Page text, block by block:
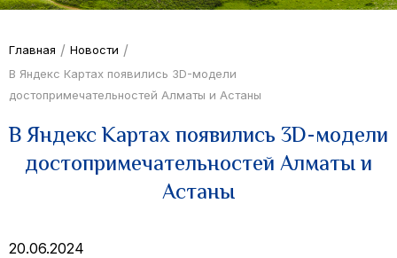
Главная / Новости /
В Яндекс Картах появились 3D-модели
достопримечательностей Алматы и Астаны
В Яндекс Картах появились 3D-модели
достопримечательностей Алматы и
Астаны
20.06.2024